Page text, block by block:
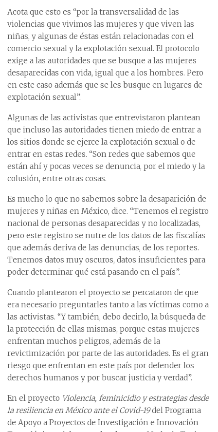
Acota que esto es “por la transversalidad de las
violencias que vivimos las mujeres y que viven las
niñas, y algunas de éstas están relacionadas con el
comercio sexual y la explotación sexual. El protocolo
exige a las autoridades que se busque a las mujeres
desaparecidas con vida, igual que a los hombres. Pero
en este caso además que se les busque en lugares de
explotación sexual”.
Algunas de las activistas que entrevistaron plantean
que incluso las autoridades tienen miedo de entrar a
los sitios donde se ejerce la explotación sexual o de
entrar en estas redes. “Son redes que sabemos que
están ahí y pocas veces se denuncia, por el miedo y la
colusión, entre otras cosas.
Es mucho lo que no sabemos sobre la desaparición de
mujeres y niñas en México, dice. “Tenemos el registro
nacional de personas desaparecidas y no localizadas,
pero este registro se nutre de los datos de las fiscalías
que además deriva de las denuncias, de los reportes.
Tenemos datos muy oscuros, datos insuficientes para
poder determinar qué está pasando en el país”.
Cuando plantearon el proyecto se percataron de que
era necesario preguntarles tanto a las víctimas como a
las activistas. “Y también, debo decirlo, la búsqueda de
la protección de ellas mismas, porque estas mujeres
enfrentan muchos peligros, además de la
revictimización por parte de las autoridades. Es el gran
riesgo que enfrentan en este país por defender los
derechos humanos y por buscar justicia y verdad”.
En el proyecto Violencia, feminicidio y estrategias desde
la resiliencia en México ante el Covid-19del Programa
de Apoyo a Proyectos de Investigación e Innovación